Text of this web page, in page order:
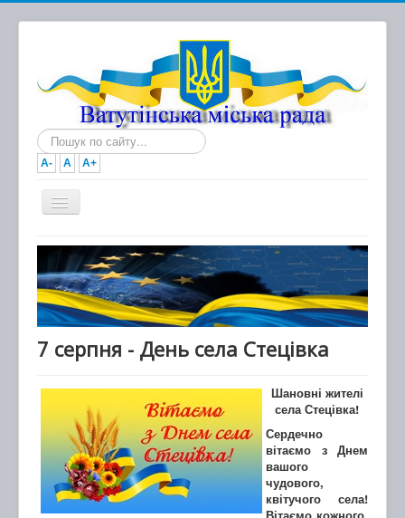
Пошук...
A- A A+
Головна
Новини
Документи
Про місто та громаду
7 серпня - День села Стецівка
Шановні жителі
села Стецівка!
Сердечно
вітаємо з Днем
вашого
чудового,
квітучого села!